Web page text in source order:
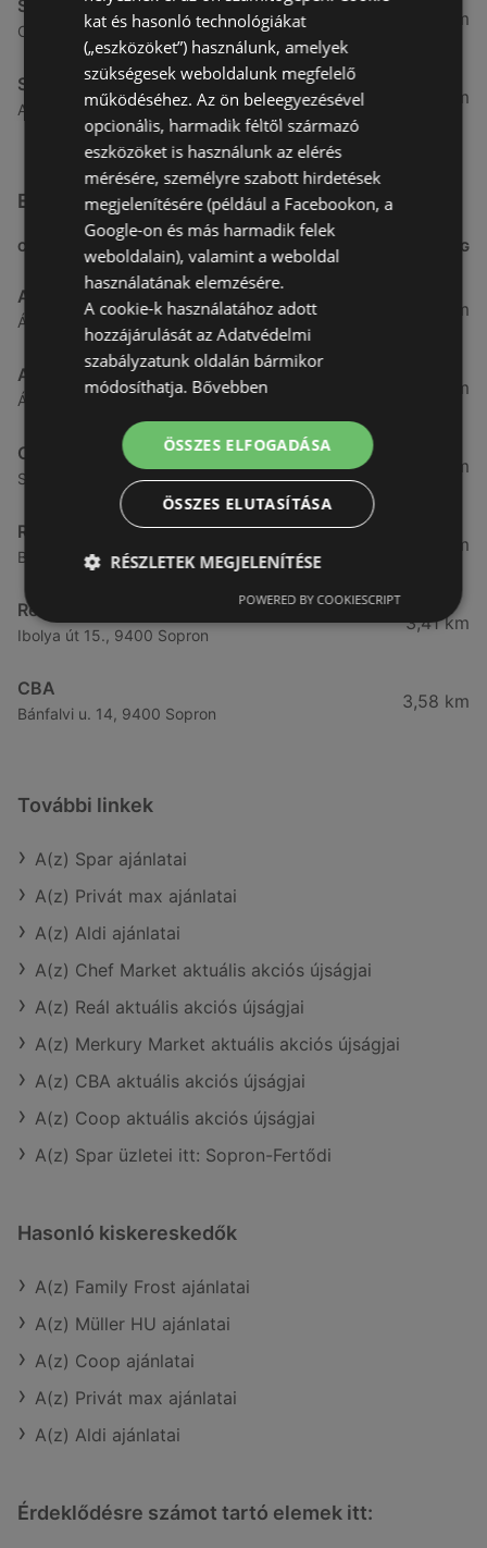
Spar
Csarnok utca 10., 9400 Sopron
4,91 km
Spar
Arany jános utca 16., 9400 Sopron
5,31 km
Egyéb Szupermarketek üzletek a közelben
CÍM TÁVOLSÁG
Aldi
Ágfalvi út 4/A., 9400 Sopron
3,26 km
ALDI
Ágfalvi út 4/a, 9400 Sopron
3,26 km
CBA
Somfalvi u. 14., 9400 Sopron
3,31 km
Reál
Besenyő u. 16., 9400 Sopron
3,32 km
Reál
Ibolya út 15., 9400 Sopron
3,41 km
CBA
Bánfalvi u. 14, 9400 Sopron
3,58 km
További linkek
A(z) Spar ajánlatai
A(z) Privát max ajánlatai
A(z) Aldi ajánlatai
A(z) Chef Market aktuális akciós újságjai
A(z) Reál aktuális akciós újságjai
A(z) Merkury Market aktuális akciós újságjai
A(z) CBA aktuális akciós újságjai
A(z) Coop aktuális akciós újságjai
A(z) Spar üzletei itt: Sopron-Fertődi
Hasonló kiskereskedők
A(z) Family Frost ajánlatai
A(z) Müller HU ajánlatai
A(z) Coop ajánlatai
A(z) Privát max ajánlatai
A(z) Aldi ajánlatai
Érdeklődésre számot tartó elemek itt:
kat és hasonló technológiákat
(„eszközöket”) használunk, amelyek
szükségesek weboldalunk megfelelő
működéséhez. Az ön beleegyezésével
opcionális, harmadik féltől származó
eszközöket is használunk az elérés
mérésére, személyre szabott hirdetések
megjelenítésére (például a Facebookon, a
Google-on és más harmadik felek
weboldalain), valamint a weboldal
használatának elemzésére.
A cookie-k használatához adott
hozzájárulását az Adatvédelmi
szabályzatunk oldalán bármikor
módosíthatja. Bővebben
ÖSSZES ELFOGADÁSA
ÖSSZES ELUTASÍTÁSA
RÉSZLETEK MEGJELENÍTÉSE
POWERED BY COOKIESCRIPT